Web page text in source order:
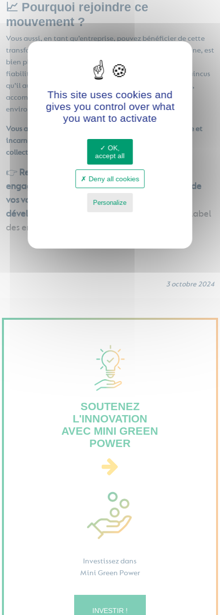
📈 Pourquoi rejoindre ce
mouvement ?
Vous aussi, en tant qu’entreprise, pouvez bénéficier de cette
transformation. Le label Harmony Inside, encore très jeune, est
bien plus qu’un simple logo : il incarne une promesse de
fiabilité, d’ouverture et d’efficacité. Nous sommes convaincus
qu’il augmentera encore la confiance des collaborateurs,
accompagnera une croissance durable et un impact
environnemental positif.
Vous aussi vous pourriez obtenir ce label Harmony Inside et
incarner une entreprise où valeurs humaines et réussite
collective vont de pair !
👉 Rejoignez la communauté des entreprises
engagées et harmonieuses. Ensemble, faisons de
vos valeurs un levier de performance et de
développement durable !
Harmony Inside : Le label
des entreprises harmonieuses
3 octobre 2024
SOUTENEZ
L'INNOVATION
AVEC MINI GREEN
POWER
Investissez dans
Mini Green Power
INVESTIR !
This site uses cookies and
gives you control over what
you want to activate
OK,
accept all
Deny all cookies
Personalize